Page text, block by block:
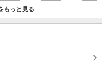
もっと見る